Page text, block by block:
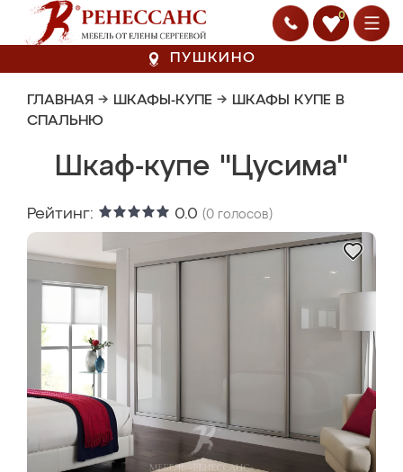
0
ПУШКИНО
ГЛАВНАЯ → ШКАФЫ-КУПЕ → ШКАФЫ КУПЕ В
СПАЛЬНЮ
Шкаф-купе "Цусима"
Рейтинг: 0.0 (0 голосов)